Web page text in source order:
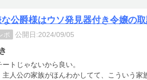
公爵様はウソ発見器付き令嬢の
ポ 公開日:2024/09/05
トじゃないから良い。
主人公の家族がほんわかしてて、こういう